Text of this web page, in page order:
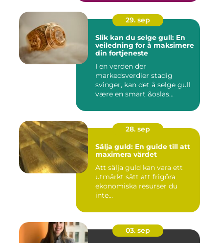
29. sep
Slik kan du selge gull: En
veiledning for å maksimere
din fortjeneste
I en verden der
markedsverdier stadig
svinger, kan det å selge gull
være en smart &oslas...
28. sep
Sälja guld: En guide till att
maximera värdet
Att sälja guld kan vara ett
utmärkt sätt att frigöra
ekonomiska resurser du
inte...
03. sep